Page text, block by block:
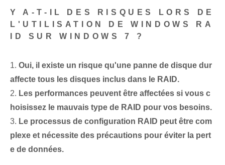
Y A-T-IL DES RISQUES LORS DE
L'UTILISATION DE WINDOWS RA
ID SUR WINDOWS 7 ?
1. Oui, il existe un risque qu'une panne de disque dur
affecte tous les disques inclus dans le RAID.
2. Les performances peuvent être affectées si vous c
hoisissez le mauvais type de RAID pour vos besoins.
3. Le processus de configuration RAID⁤ peut être com
plexe et nécessite des précautions pour éviter la pert
e de données.